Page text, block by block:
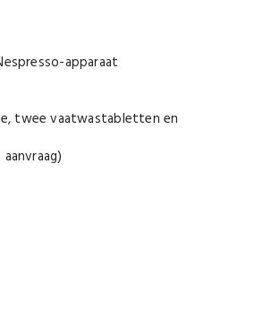
apparaat
twee vaatwastabletten en